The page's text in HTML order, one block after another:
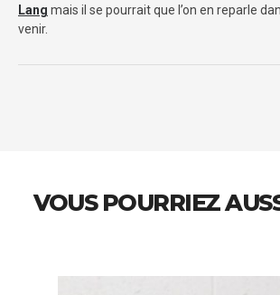
Lang mais il se pourrait que l’on en reparle
venir.
VOUS POURRIEZ